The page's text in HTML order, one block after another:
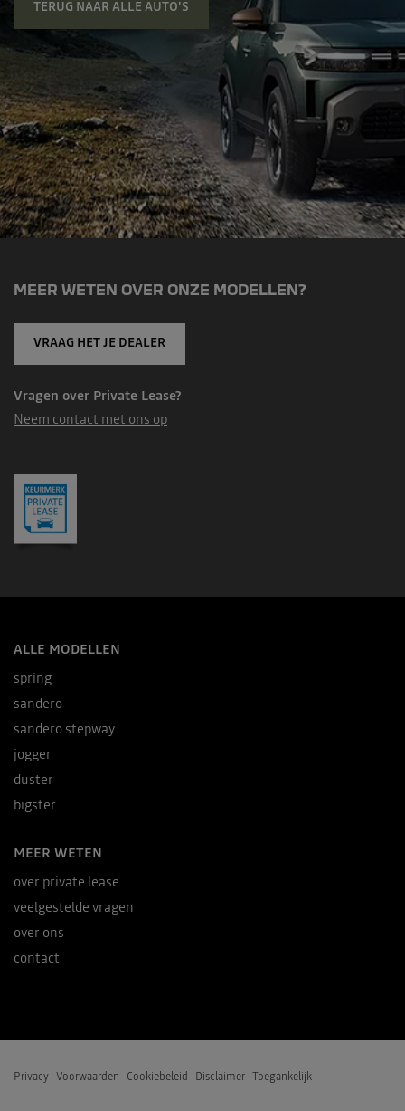
TERUG NAAR ALLE AUTO'S
MEER WETEN OVER ONZE MODELLEN?
VRAAG HET JE DEALER
Vragen over Private Lease?
Neem contact met ons op
ALLE MODELLEN
spring
sandero
sandero stepway
jogger
duster
bigster
MEER WETEN
over private lease
veelgestelde vragen
over ons
contact
Privacy Voorwaarden Cookiebeleid Disclaimer Toegankelijk